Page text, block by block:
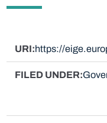
URI https://
FILED UNDER